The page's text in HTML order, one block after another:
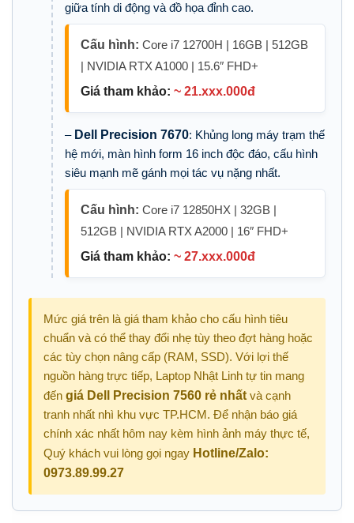
giữa tính di động và đồ họa đỉnh cao.
Cấu hình: Core i7 12700H | 16GB | 512GB
| NVIDIA RTX A1000 | 15.6″ FHD+
Giá tham khảo: ~ 21.xxx.000đ
– Dell Precision 7670: Khủng long máy trạm thế
hệ mới, màn hình form 16 inch độc đáo, cấu hình
siêu mạnh mẽ gánh mọi tác vụ nặng nhất.
Cấu hình: Core i7 12850HX | 32GB |
512GB | NVIDIA RTX A2000 | 16″ FHD+
Giá tham khảo: ~ 27.xxx.000đ
Mức giá trên là giá tham khảo cho cấu hình tiêu
chuẩn và có thể thay đổi nhẹ tùy theo đợt hàng hoặc
các tùy chọn nâng cấp (RAM, SSD). Với lợi thế
nguồn hàng trực tiếp, Laptop Nhật Linh tự tin mang
đến giá Dell Precision 7560 rẻ nhất và cạnh
tranh nhất nhì khu vực TP.HCM. Để nhận báo giá
chính xác nhất hôm nay kèm hình ảnh máy thực tế,
Quý khách vui lòng gọi ngay Hotline/Zalo:
0973.89.99.27